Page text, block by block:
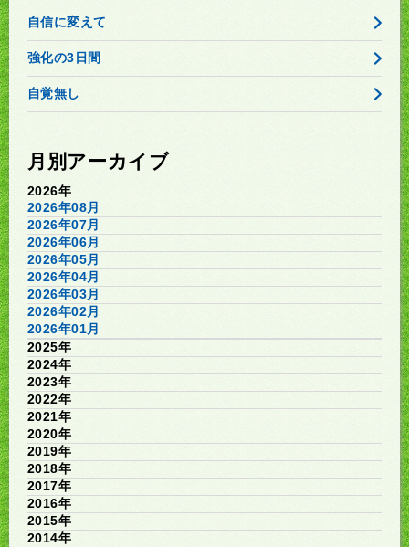
自信に変えて
強化の3日間
自覚無し
月別アーカイブ
2026年
2026年08月
2026年07月
2026年06月
2026年05月
2026年04月
2026年03月
2026年02月
2026年01月
2025年
2024年
2023年
2022年
2021年
2020年
2019年
2018年
2017年
2016年
2015年
2014年